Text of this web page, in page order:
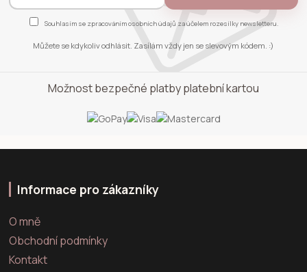
Souhlasím se zpracováním osobních údajů za účelem rozesílky newsletteru.
Můžete se kdykoliv odhlásit. Zasílám vždy jen se slevovým kódem. :)
Možnost bezpečné platby platební kartou
Informace pro zákazníky
O mně
Obchodní podmínky
Kontakt